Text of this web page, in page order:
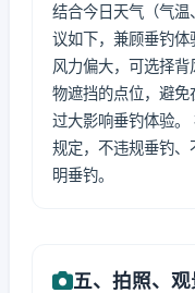
结合今日天气（气
议如下，兼顾垂钓体
风力偏大，可选择
物遮挡的点位，避
过大影响垂钓体验
规定，不违规垂钓
明垂钓。
五、拍照、